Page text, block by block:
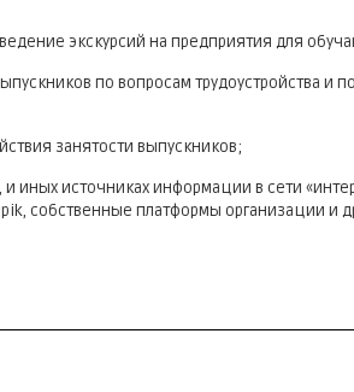
экскурсий на предприятия для
по вопросам трудоустройства и
занятости выпускников;
источниках информации в сети
собственные платформы организации и